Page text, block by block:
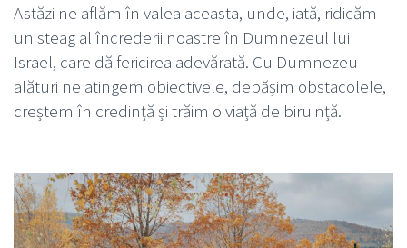
Astăzi ne aflăm în valea aceasta, unde, iată, ridicăm
un steag al încrederii noastre în Dumnezeul lui
Israel, care dă fericirea adevărată. Cu Dumnezeu
alături ne atingem obiectivele, depășim obstacolele,
creștem în credință și trăim o viață de biruință.